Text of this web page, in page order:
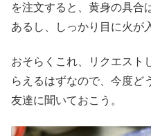
を注文すると、黄身の具合
あるし、しっかり目に火が
おそらくこれ、リクエスト
らえるはずなので、今度ど
友達に聞いておこう。